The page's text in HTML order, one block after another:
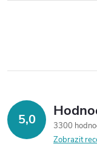
5,0
3300
Zobrazit